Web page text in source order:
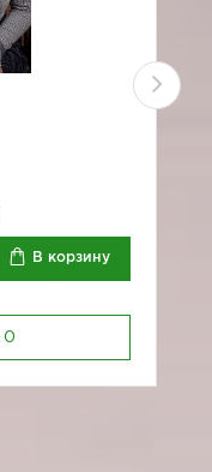
В корзину
0